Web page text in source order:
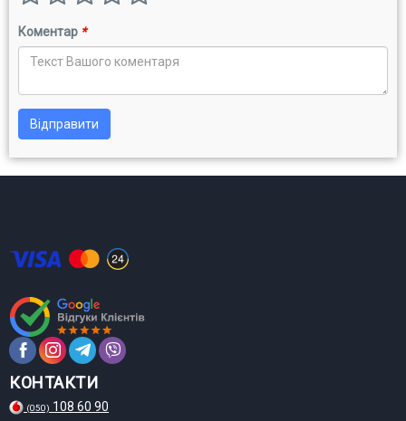
Коментар *
Відправити
КОНТАКТИ
(050) 108 60 90